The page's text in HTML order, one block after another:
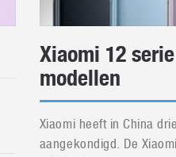
Xiaomi 12
modellen
Xiaomi heeft in China
aangekondigd. De